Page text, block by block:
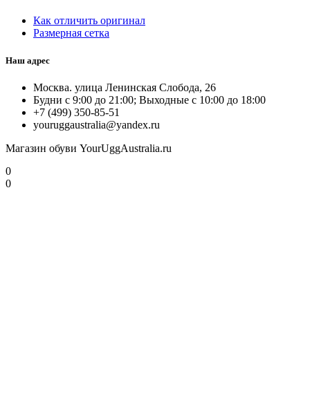
Как отличить оригинал
Размерная сетка
Наш адрес
Москва. улица Ленинская Слобода, 26
Будни с 9:00 до 21:00; Выходные с 10:00 до 18:00
+7 (499) 350-85-51
youruggaustralia@yandex.ru
Магазин обуви YourUggAustralia.ru
0
0